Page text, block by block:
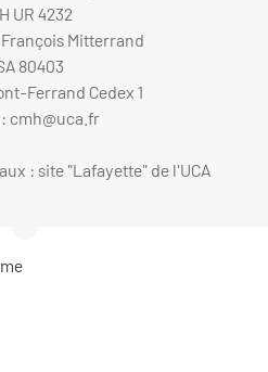
UR 4232
Mitterrand
80403
Ferrand Cedex 1
cmh@uca.fr
: site "Lafayette" de l'UCA